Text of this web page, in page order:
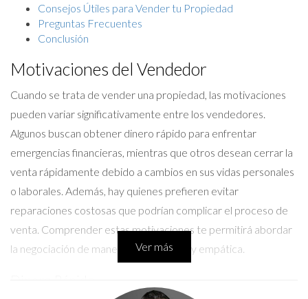
Consejos Útiles para Vender tu Propiedad
Preguntas Frecuentes
Conclusión
Motivaciones del Vendedor
Cuando se trata de vender una propiedad, las motivaciones
pueden variar significativamente entre los vendedores.
Algunos buscan obtener dinero rápido para enfrentar
emergencias financieras, mientras que otros desean cerrar la
venta rápidamente debido a cambios en sus vidas personales
o laborales. Además, hay quienes prefieren evitar
reparaciones costosas que podrían complicar el proceso de
venta. Comprender estas motivaciones te permitirá abordar
la negociación de manera más efectiva y empática.
Ver más